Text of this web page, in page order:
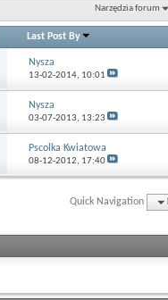
Narzędzia forum
Last Post By
Nysza
13-02-2014, 10:01
Nysza
03-07-2013, 13:23
Pscolka Kwiatowa
08-12-2012, 17:40
Quick Navigation